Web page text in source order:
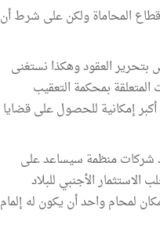
المحاماة ولكن على شرط أن
العقود وهكذا نستغنى
بمحكمة التعقيب
إمكانية للحصول على قضايا
شركات منظمة سيساعد على
الأجنبي للبلاد
لمحام واحد أن يكون له إلمام